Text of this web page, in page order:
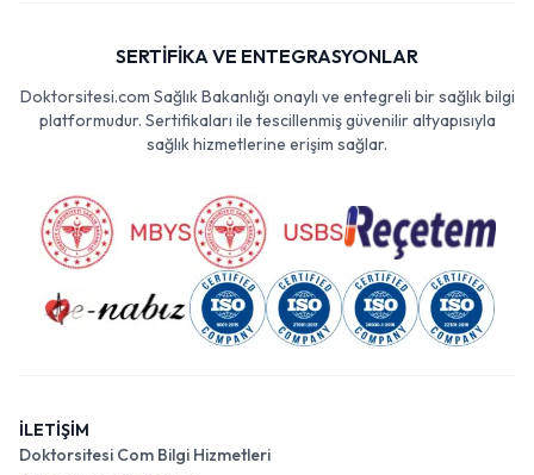
SERTİFİKA VE ENTEGRASYONLAR
Doktorsitesi.com Sağlık Bakanlığı onaylı ve entegreli bir sağlık bilgi
platformudur. Sertifikaları ile tescillenmiş güvenilir altyapısıyla
sağlık hizmetlerine erişim sağlar.
İLETİŞİM
Doktorsitesi Com Bilgi Hizmetleri